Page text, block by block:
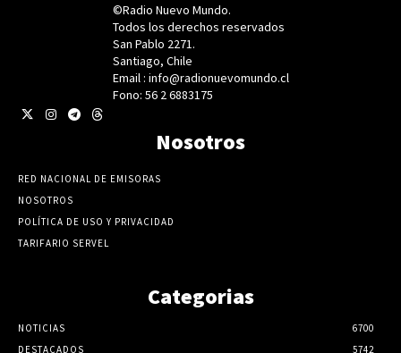
©Radio Nuevo Mundo.
Todos los derechos reservados
San Pablo 2271.
Santiago, Chile
Email : info@radionuevomundo.cl
Fono: 56 2 6883175
Nosotros
RED NACIONAL DE EMISORAS
NOSOTROS
POLÍTICA DE USO Y PRIVACIDAD
TARIFARIO SERVEL
Categorias
NOTICIAS
6700
DESTACADOS
5742